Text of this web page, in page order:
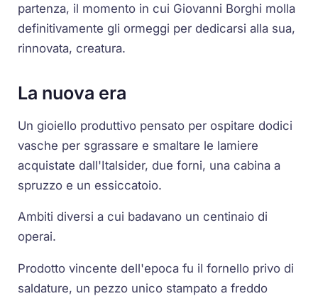
partenza, il momento in cui Giovanni Borghi molla
definitivamente gli ormeggi per dedicarsi alla sua,
rinnovata, creatura.
La nuova era
Un gioiello produttivo pensato per ospitare dodici
vasche per sgrassare e smaltare le lamiere
acquistate dall'Italsider, due forni, una cabina a
spruzzo e un essiccatoio.
Ambiti diversi a cui badavano un centinaio di
operai.
Prodotto vincente dell'epoca fu il fornello privo di
saldature, un pezzo unico stampato a freddo